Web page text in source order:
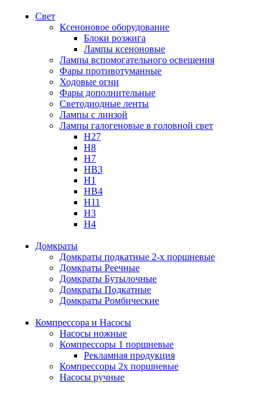
Свет
Ксеноновое оборудование
Блоки розжига
Лампы ксеноновые
Лампы вспомогательного освещения
Фары противотуманные
Ходовые огни
Фары дополнительные
Светодиодные ленты
Лампы с линзой
Лампы галогеновые в головной свет
H27
H8
H7
HB3
H1
HB4
H11
H3
H4
Домкраты
Домкраты подкатные 2-х поршневые
Домкраты Реечные
Домкраты Бутылочные
Домкраты Подкатные
Домкраты Ромбические
Компрессора и Насосы
Насосы ножные
Компрессоры 1 поршневые
Рекламная продукция
Компрессоры 2х поршневые
Насосы ручные